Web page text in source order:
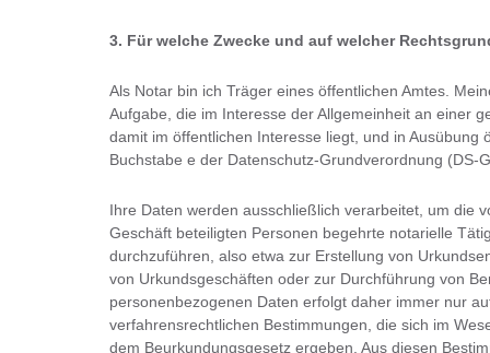
3. Für welche Zwecke und auf welcher
Als Notar bin ich Träger eines öffentlichen Amtes.
Aufgabe, die im Interesse der Allgemeinheit an einer
damit im öffentlichen Interesse liegt, und in Ausübung
Buchstabe e der Datenschutz-Grundverordnung (DS-
Ihre Daten werden ausschließlich verarbeitet, um die
Geschäft beteiligten Personen begehrte notarielle
durchzuführen, also etwa zur Erstellung von
von Urkundsgeschäften oder zur Durchführung von
personenbezogenen Daten erfolgt daher immer nur
verfahrensrechtlichen Bestimmungen, die sich im
dem Beurkundungsgesetz ergeben. Aus diesen